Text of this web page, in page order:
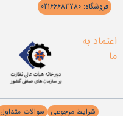
فروشگاه: 02166683780
اعتماد به
ما
شرایط مرجوعی سوالات متداول